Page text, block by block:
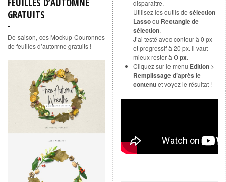
disparaitre.
Utilisez les outils de sélection
Lassoou Rectangle de
sélection.
J’ai testé avec contour à 0 px
et progressif à 20 px. Il vaut
mieux rester à O px.
Cliquez sur le menu Edition >
Remplissage d’après le
contenuet voyez le résultat !
GRATUITS
De saison, ces Mockup Couronnes
de feuilles d’automne gratuits !